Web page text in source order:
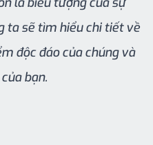
ta sẽ tìm hiểu chi tiết về
độc đáo của chúng và
bạn.